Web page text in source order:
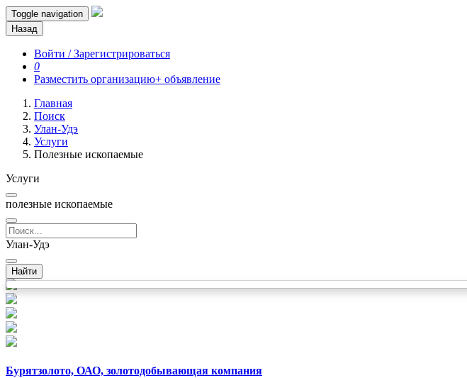
Toggle navigation
Назад
Войти / Зарегистрироваться
0
Разместить организацию+ объявление
Главная
Поиск
Улан-Удэ
Услуги
Полезные ископаемые
Услуги
полезные ископаемые
Улан-Удэ
Найти
Бурятзолото, ОАО, золотодобывающая компания